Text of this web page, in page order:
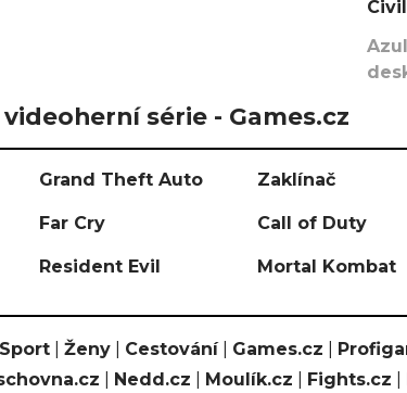
série - Games.cz
Grand Theft Auto Zaklínač
Far Cry Call of Duty
Resident Evil Mortal Kombat
Sport Ženy Cestování| Games.cz
Nedd.cz Moulík.cz Fights.cz